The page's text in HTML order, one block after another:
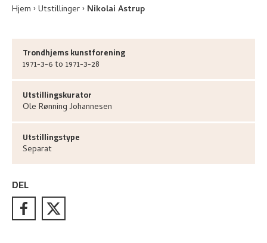
Hjem Utstillinger Nikolai Astrup
Trondhjems kunstforening
1971-3-6 to 1971-3-28
Utstillingskurator
Ole Rønning Johannesen
Utstillingstype
Separat
DEL